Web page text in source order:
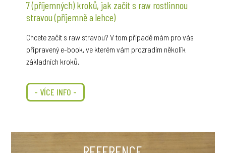
7 (příjemných) kroků, jak začít s raw rostlinnou
stravou (příjemně a lehce)
Chcete začít s raw stravou? V tom případě mám pro vás
připravený e-book, ve kterém vám prozradím několik
základních kroků.
- VÍCE INFO -